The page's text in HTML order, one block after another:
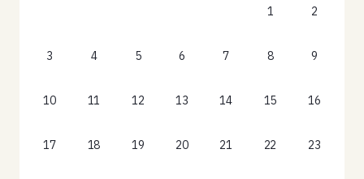
1 2
3 4 5 6 7 8 9
10 11 12 13 14 15 16
17 18 19 20 21 22 23